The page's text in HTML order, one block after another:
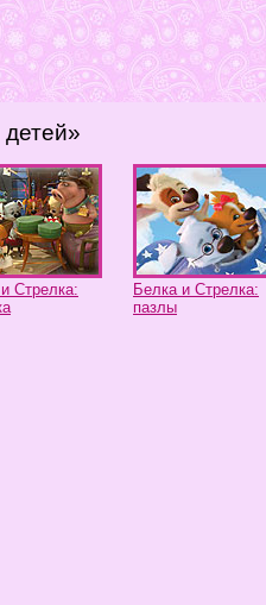
Стрелка:
Белка и Стрелка:
пазлы